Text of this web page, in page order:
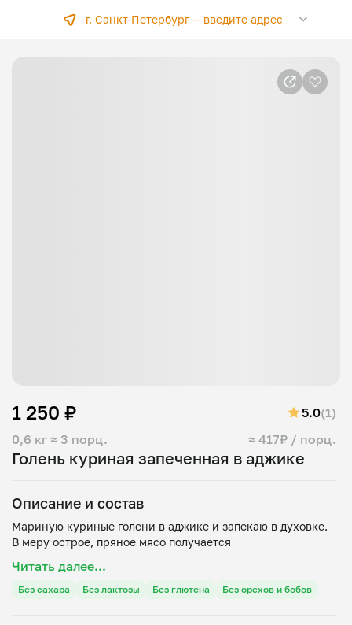
г. Санкт-Петербург —введите адрес
Голень куриная запеченная в аджике
0,6 кг ≈ 3 порц. ≈ 417₽ / порц.
1 250 ₽ 5.0(1)
Описание и состав
Мариную куриные голени в аджике и запекаю в духовке.
Читать далее...
Без сахара Без лактозы Без глютена Без орехов и бобов